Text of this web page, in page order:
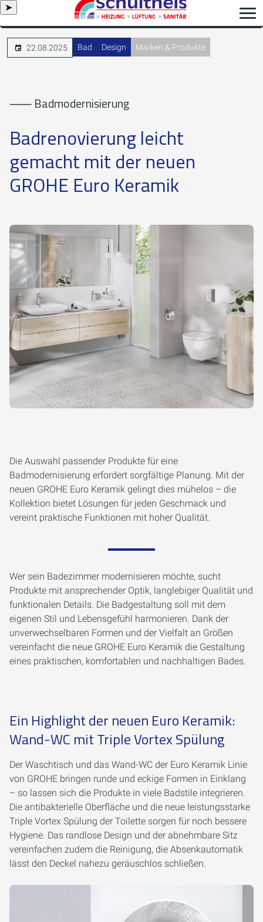
➤
22.08.2025 Bad Design Marken & Produkte
⸺ Badmodernisierung
Badrenovierung leicht
gemacht mit der neuen
GROHE Euro Keramik
Die Auswahl passender Produkte für eine
Badmodernisierung erfordert sorgfältige Planung. Mit der
neuen GROHE Euro Keramik gelingt dies mühelos – die
Kollektion bietet Lösungen für jeden Geschmack und
vereint praktische Funktionen mit hoher Qualität.
Wer sein Badezimmer modernisieren möchte, sucht
Produkte mit ansprechender Optik, langlebiger Qualität und
funktionalen Details. Die Badgestaltung soll mit dem
eigenen Stil und Lebensgefühl harmonieren. Dank der
unverwechselbaren Formen und der Vielfalt an Größen
vereinfacht die neue GROHE Euro Keramik die Gestaltung
eines praktischen, komfortablen und nachhaltigen Bades.
Ein Highlight der neuen Euro Keramik:
Wand-WC mit Triple Vortex Spülung
Der Waschtisch und das Wand-WC der Euro Keramik Linie
von GROHE bringen runde und eckige Formen in Einklang
– so lassen sich die Produkte in viele Badstile integrieren.
Die antibakterielle Oberfläche und die neue leistungsstarke
Triple Vortex Spülung der Toilette sorgen für noch bessere
Hygiene. Das randlose Design und der abnehmbare Sitz
vereinfachen zudem die Reinigung, die Absenkautomatik
lässt den Deckel nahezu geräuschlos schließen.